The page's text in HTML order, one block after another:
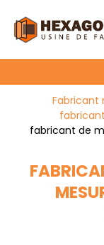
Fabricant
fabricant de